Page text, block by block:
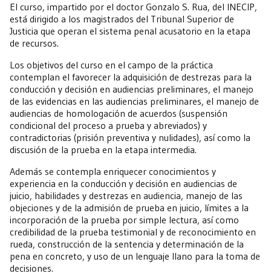
El curso, impartido por el doctor Gonzalo S. Rua, del INECIP,
está dirigido a los magistrados del Tribunal Superior de
Justicia que operan el sistema penal acusatorio en la etapa
de recursos.
Los objetivos del curso en el campo de la práctica
contemplan el favorecer la adquisición de destrezas para la
conducción y decisión en audiencias preliminares, el manejo
de las evidencias en las audiencias preliminares, el manejo de
audiencias de homologación de acuerdos (suspensión
condicional del proceso a prueba y abreviados) y
contradictorias (prisión preventiva y nulidades), así como la
discusión de la prueba en la etapa intermedia.
Además se contempla enriquecer conocimientos y
experiencia en la conducción y decisión en audiencias de
juicio, habilidades y destrezas en audiencia, manejo de las
objeciones y de la admisión de prueba en juicio, límites a la
incorporación de la prueba por simple lectura, así como
credibilidad de la prueba testimonial y de reconocimiento en
rueda, construcción de la sentencia y determinación de la
pena en concreto, y uso de un lenguaje llano para la toma de
decisiones.